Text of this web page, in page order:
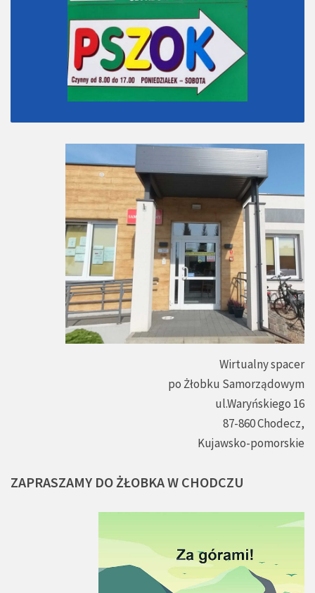
Wirtualny spacer
po Żłobku Samorządowym
ul.Waryńskiego 16
87-860 Chodecz,
Kujawsko-pomorskie
ZAPRASZAMY DOŻŁOBKAW CHODCZU